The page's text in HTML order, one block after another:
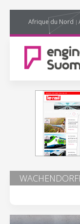
Afrique du Nord